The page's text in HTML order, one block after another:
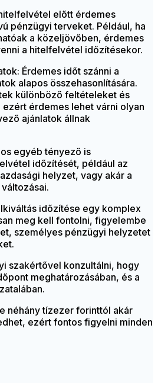
előtt érdemes
pénzügyi terveket. Például, ha
a közeljövőben, érdemes
a hitelfelvétel időzítésekor.
Érdemes időt szánni a
alapos összehasonlítására.
különböző feltételeket és
érdemes lehet várni olyan
ajánlatok állnak
egyéb tényező is
időzítését, például az
helyzet, vagy akár a
időzítése egy komplex
meg kell fontolni, figyelembe
személyes pénzügyi helyzetet
szakértővel konzultálni, hogy
meghatározásában, és a
néhány tízezer forinttól akár
ezért fontos figyelni minden